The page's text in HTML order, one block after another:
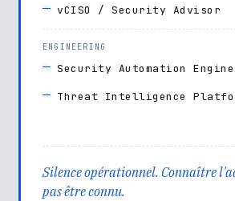
vCISO / Security Advisor
ENGINEERING
Security Automation
Threat Intelligence
Silence opérationnel. Connaître
pas être connu.